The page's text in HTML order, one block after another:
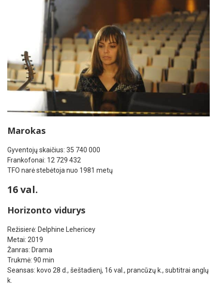
Marokas
Gyventojų skaičius: 35 740 000
Frankofonai: 12 729 432
TFO narė stebėtoja nuo 1981 metų
16 val.
Horizonto vidurys
Režisierė: Delphine Lehericey
Metai: 2019
Žanras: Drama
Trukmė: 90 min
Seansas: kovo 28 d., šeštadienį, 16 val., prancūzų k., subtitrai anglų
k.